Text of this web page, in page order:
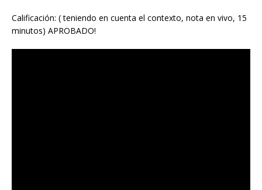
Calificación: ( teniendo en cuenta el contexto, nota en vivo, 15
minutos) APROBADO!